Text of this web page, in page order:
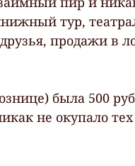
тур,
продажи в
была 500
не окупало